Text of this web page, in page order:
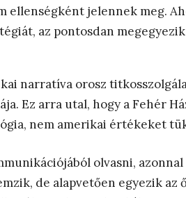
ellenségként jelennek meg.
az pontosdan
narratíva orosz
Ez arra utal, hogy a Fehér
nem amerikai értékeket
olvasni,
de alapvetően egyezik